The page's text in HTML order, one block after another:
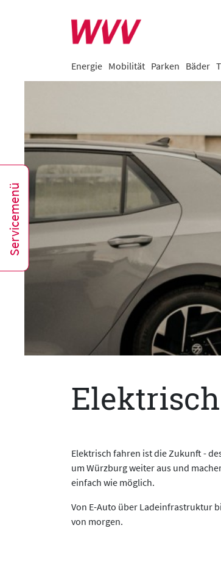
Servicemenü
Energie Mobilität Parken Bäder
Elektrisch fahren ist die Zukunft -
um Würzburg weiter aus und
einfach wie möglich.
Von E-Auto über Ladeinfrastruktur
von morgen.